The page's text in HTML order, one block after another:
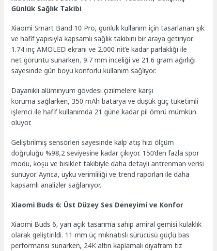
Günlük Sağlık Takibi
Xiaomi Smart Band 10 Pro, günlük kullanım için tasarlanan şık
ve hafif yapısıyla kapsamlı sağlık takibini bir araya getiriyor.
1.74 inç AMOLED ekranı ve 2.000 nit’e kadar parlaklığı ile
net görüntü sunarken, 9.7 mm inceliği ve 21.6 gram ağırlığı
sayesinde gün boyu konforlu kullanım sağlıyor.
Dayanıklı alüminyum gövdesi çizilmelere karşı
koruma sağlarken, 350 mAh batarya ve düşük güç tüketimli
işlemci ile hafif kullanımda 21 güne kadar pil ömrü mümkün
oluyor.
Geliştirilmiş sensörleri sayesinde kalp atış hızı ölçüm
doğruluğu %98,2 seviyesine kadar çıkıyor. 150’den fazla spor
modu, koşu ve bisiklet takibiyle daha detaylı antrenman verisi
sunuyor. Ayrıca, uyku verimliliği ve trend raporları ile daha
kapsamlı analizler sağlanıyor.
Xiaomi Buds 6: Üst Düzey Ses Deneyimi ve Konfor
Xiaomi Buds 6, yarı açık tasarıma sahip amiral gemisi kulaklık
olarak geliştirildi. 11 mm üç mıknatıslı sürücüsü güçlü bas
performansı sunarken, 24K altın kaplamalı diyafram tiz